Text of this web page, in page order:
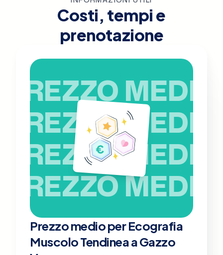
Costi, tempi e
prenotazione
PREZZO MEDIO
PREZZO MEDIO
PREZZO MEDIO
PREZZO MEDIO
Prezzo medio per Ecografia
Muscolo Tendinea a Gazzo